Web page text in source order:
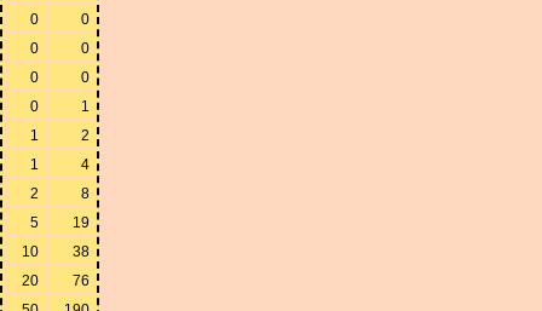
0
0
0
0
0
0
0
1
1
2
1
4
2
8
5
19
10
38
20
76